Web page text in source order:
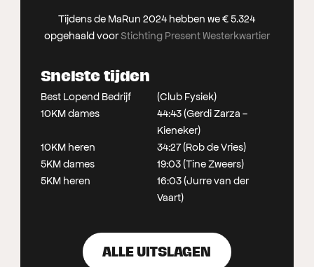
Tijdens de MaRun 2024 hebben we € 5.324
opgehaald voorStichting Present Westerkwartier
Snelste tijden
Best Lopend Bedrijf
(Club Fysiek)
10KM dames
44:43 (Gerdi Zarza -
Kieneker)
10KM heren
34:27 (Rob de Vries)
5KM dames
19:03 (Tine Zweers)
5KM heren
16:03 (Jurre van der
Vaart)
ALLE UITSLAGEN